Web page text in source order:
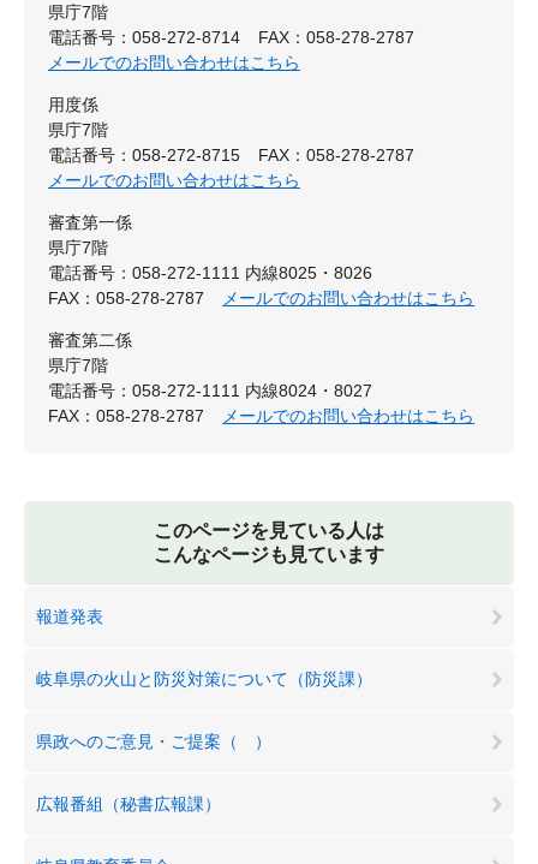
県庁7階
電話番号：058-272-8714
FAX：058-278-2787
メールでのお問い合わせはこちら
用度係
県庁7階
電話番号：058-272-8715
FAX：058-278-2787
メールでのお問い合わせはこちら
審査第一係
県庁7階
電話番号：058-272-1111 内線8025・8026
FAX：058-278-2787
メールでのお問い合わせはこちら
審査第二係
県庁7階
電話番号：058-272-1111 内線8024・8027
FAX：058-278-2787
メールでのお問い合わせはこちら
このページを見ている人は
こんなページも見ています
報道発表
岐阜県の火山と防災対策について（防災課）
県政へのご意見・ご提案（ ）
広報番組（秘書広報課）